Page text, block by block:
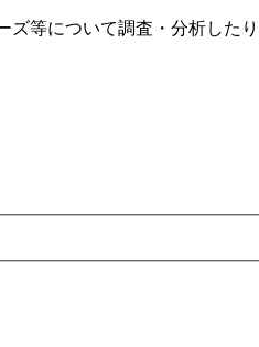
等について調査・分析した